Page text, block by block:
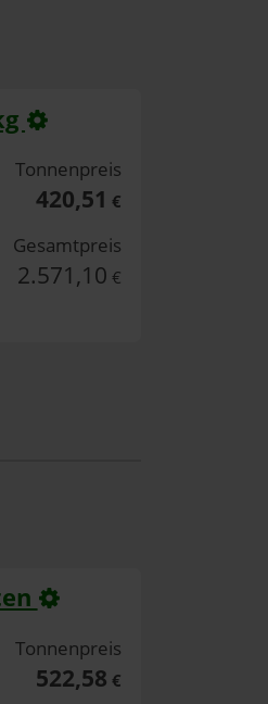
Tonnenpreis
420,51 €
Gesamtpreis
2.571,10 €
Tonnenpreis
522,58 €